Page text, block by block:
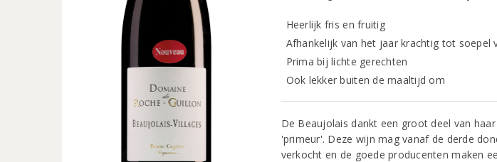
Heerlijk fris en fruitig
Afhankelijk van het jaar krachtig tot soepel
Prima bij lichte gerechten
Ook lekker buiten de maaltijd om
De Beaujolais dankt een groot deel van
'primeur'. Deze wijn mag vanaf de derde
verkocht en de goede producenten maken